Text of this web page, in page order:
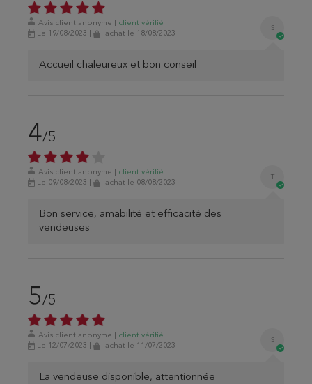
Avis client anonyme client vérifié
Le 19/08/2023
achat le 18/08/2023
S
Accueil chaleureux et bon conseil
4/5
Avis client anonyme client vérifié
Le 09/08/2023
achat le 08/08/2023
T
Bon service, amabilité et efficacité des
vendeuses
5/5
Avis client anonyme client vérifié
Le 12/07/2023
achat le 11/07/2023
S
La vendeuse disponible, attentionnée